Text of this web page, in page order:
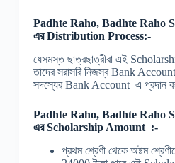
Padhte Raho, Badhte Raho
এরDistribution Process:-
যেসমস্ত ছাত্রছাত্রীরা এই
তাদের সরাসরি নিজস্ব Bank
সদস্যের Bank Account এ প্রদান
Padhte Raho, Badhte Raho
এরScholarship Amount :-
প্রথম শ্রেণী থেকে অষ্টম